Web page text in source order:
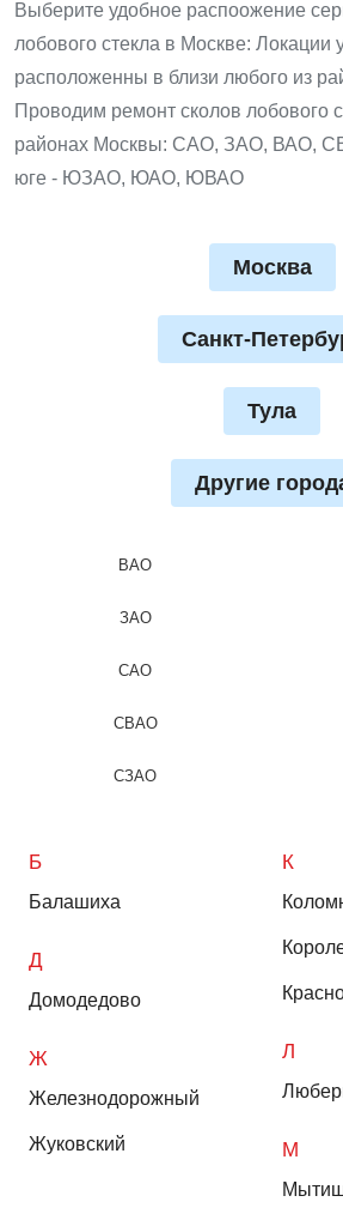
Выберите удобное распоожение
лобового стекла в Москве: Локации
расположенны в близи любого из
Проводим ремонт сколов лобового
районах Москвы: САО, ЗАО, ВАО,
юге - ЮЗАО, ЮАО, ЮВАО
Москва
Санкт-
Тула
Другие
ВАО
ЗАО
САО
СВАО
СЗАО
Б
Балашиха
Д
Домодедово
Ж
Железнодорожный
Жуковский
К
Л
М